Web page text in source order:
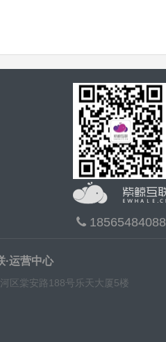
18565484088
·运营中心
区棠安路188号乐天大厦5楼